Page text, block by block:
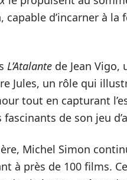
capable d’incarner à
L’Atalante de Jean Vigo,
Jules, un rôle qui
tout en capturant
de son jeu
Michel Simon
à près de 100 films.